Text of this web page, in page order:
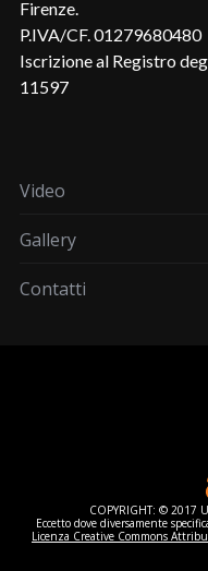
Firenze.
P.IVA/CF. 01279680480
Iscrizione al Registro
11597
Video
Gallery
Contatti
COPYRIGHT: © 2017
Eccetto dove diversamente
Licenza Creative Commons